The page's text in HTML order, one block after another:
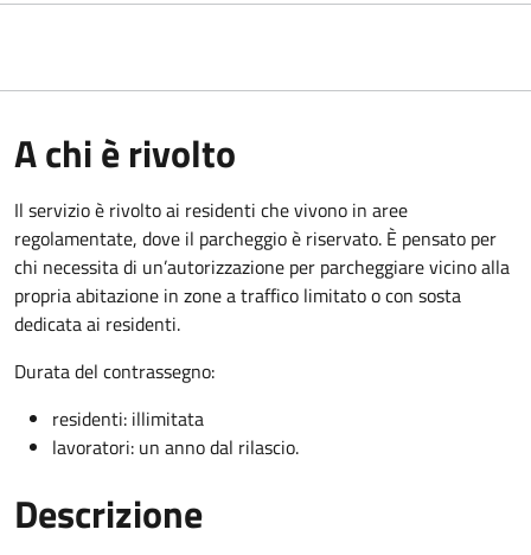
A chi è rivolto
Il servizio è rivolto ai residenti che vivono in aree
regolamentate, dove il parcheggio è riservato. È pensato per
chi necessita di un’autorizzazione per parcheggiare vicino alla
propria abitazione in zone a traffico limitato o con sosta
dedicata ai residenti.
Durata del contrassegno:
residenti: illimitata
lavoratori: un anno dal rilascio.
Descrizione